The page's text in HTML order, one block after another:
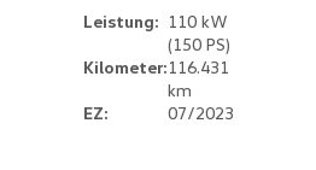
Leistung: 110 kW
(150 PS)
Kilometer:116.431
km
EZ:
07/2023